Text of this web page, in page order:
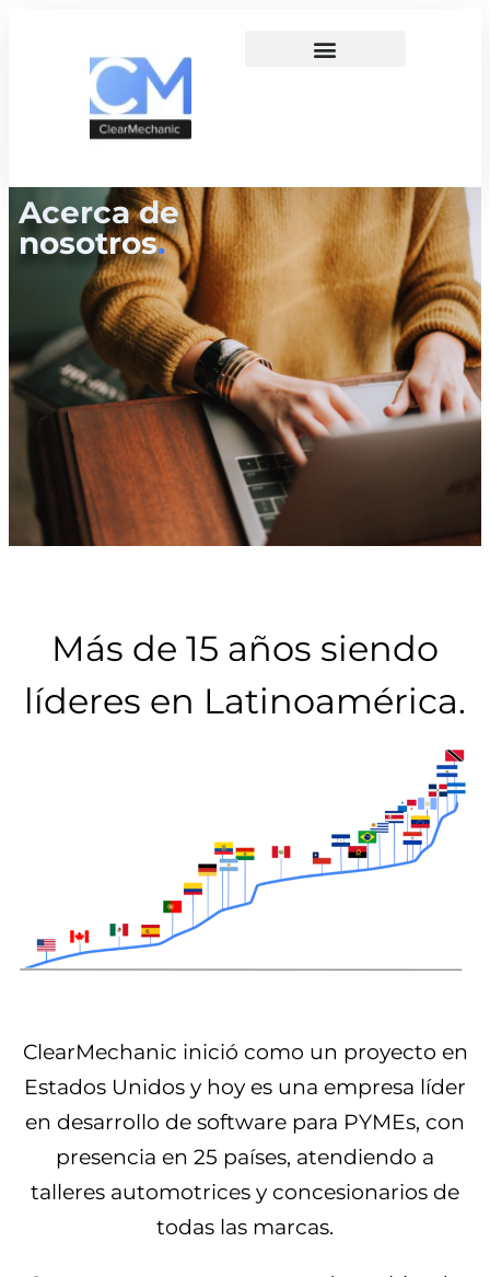
Acerca de
nosotros.
Más de 15 años siendo
líderes en Latinoamérica.
ClearMechanic inició como un proyecto en
Estados Unidos y hoy es una empresa líder
en desarrollo de software para PYMEs, con
presencia en 25 países, atendiendo a
talleres automotrices y concesionarios de
todas las marcas.